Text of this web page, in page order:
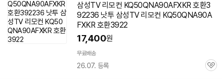
삼성TV 리모컨 KQ50QNA90AFXKR 호환3
92236 낫투 삼성TV 리모컨 KQ50QNA90A
FXKR 호환3922
17,400원
무료배송
26.07. 등록
관